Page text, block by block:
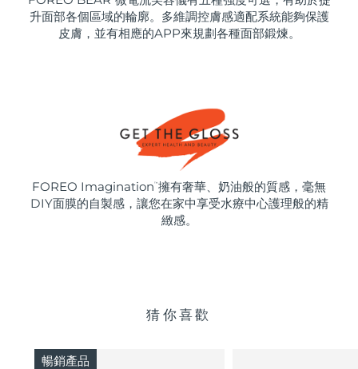
升面部各個區域的輪廓。多維調控膚感適配系統能夠保護
皮膚，並有相應的APP來規劃各種面部鍛煉。
FOREO Imagination ™ 擁有奢華、奶油般的質感，毫無
DIY面膜的自製感，讓您在家中享受水療中心護理般的精
緻感。
猜你喜歡
暢銷產品